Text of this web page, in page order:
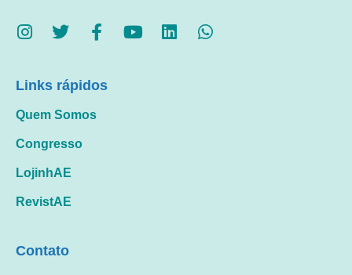
Links rápidos
Quem Somos
Congresso
LojinhAE
RevistAE
Contato